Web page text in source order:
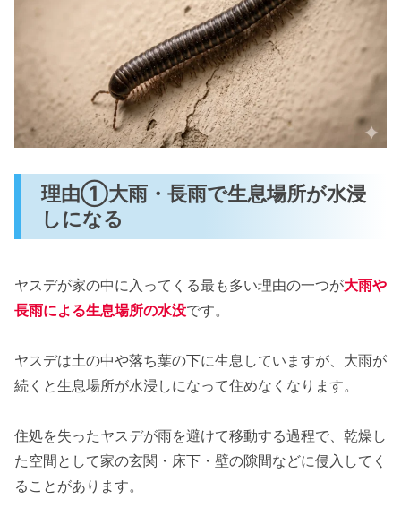
理由①大雨・長雨で生息場所が水浸
しになる
ヤスデが家の中に入ってくる最も多い理由の一つが大雨や
長雨による生息場所の水没です。
ヤスデは土の中や落ち葉の下に生息していますが、大雨が
続くと生息場所が水浸しになって住めなくなります。
住処を失ったヤスデが雨を避けて移動する過程で、乾燥し
た空間として家の玄関・床下・壁の隙間などに侵入してく
ることがあります。